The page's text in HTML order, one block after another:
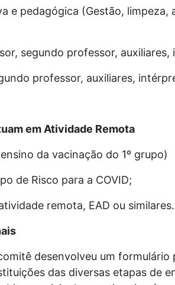
e pedagógica (Gestão, limpeza,
segundo professor, auxiliares,
professor, auxiliares,
em Atividade Remota
da vacinação do 1º grupo)
de Risco para a COVID;
remota, EAD ou similares.
desenvolveu um
das diversas etapas de